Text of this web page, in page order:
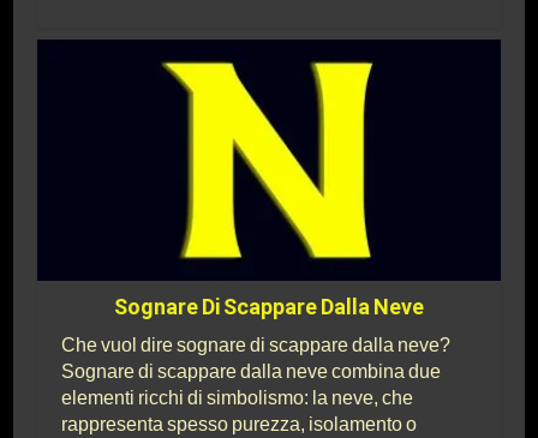
Sognare Di Scappare Dalla Neve
Che vuol dire sognare di scappare dalla neve?
Sognare di scappare dalla neve combina due
elementi ricchi di simbolismo: la neve, che
rappresenta spesso purezza, isolamento o